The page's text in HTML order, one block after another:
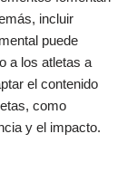
incluir
puede
a los atletas a
el contenido
como
y el impacto.